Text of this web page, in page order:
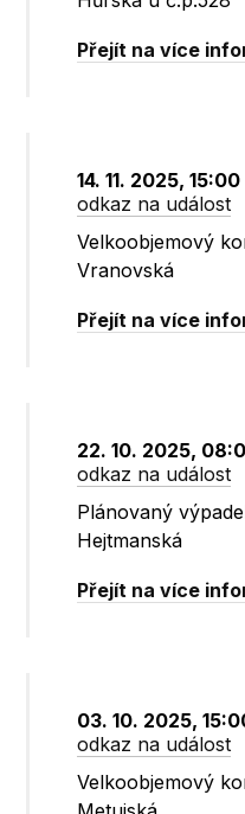
Přejít na více
14. 11. 2025,
odkaz na událost
Velkoobjemový
Vranovská
Přejít na více
22. 10. 2025,
odkaz na událost
Plánovaný
Hejtmanská
Přejít na více
03. 10. 2025,
odkaz na událost
Velkoobjemový